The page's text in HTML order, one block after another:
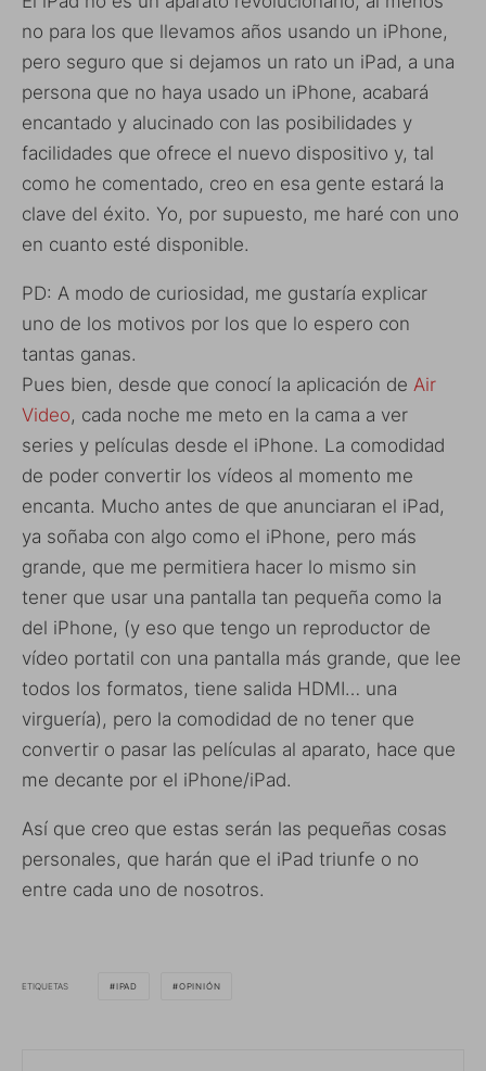
no para los que llevamos años usando un iPhone,
pero seguro que si dejamos un rato un iPad, a una
persona que no haya usado un iPhone, acabará
encantado y alucinado con las posibilidades y
facilidades que ofrece el nuevo dispositivo y, tal
como he comentado, creo en esa gente estará la
clave del éxito. Yo, por supuesto, me haré con uno
en cuanto esté disponible.
PD: A modo de curiosidad, me gustaría explicar
uno de los motivos por los que lo espero con
tantas ganas.
Pues bien, desde que conocí la aplicación de Air
Video, cada noche me meto en la cama a ver
series y películas desde el iPhone. La comodidad
de poder convertir los vídeos al momento me
encanta. Mucho antes de que anunciaran el iPad,
ya soñaba con algo como el iPhone, pero más
grande, que me permitiera hacer lo mismo sin
tener que usar una pantalla tan pequeña como la
del iPhone, (y eso que tengo un reproductor de
vídeo portatil con una pantalla más grande, que lee
todos los formatos, tiene salida HDMI… una
virguería), pero la comodidad de no tener que
convertir o pasar las películas al aparato, hace que
me decante por el iPhone/iPad.
Así que creo que estas serán las pequeñas cosas
personales, que harán que el iPad triunfe o no
entre cada uno de nosotros.
ETIQUETAS IPAD OPINIÓN